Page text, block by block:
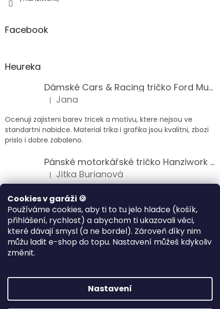
Cookies v garáži 🍪
Používáme cookies, aby ti to tu jelo hladce (košík,
přihlášení, rychlost) a abychom ti ukazovali věci,
které dávají smysl (a ne bordel). Zároveň díky nim
můžu ladit e-shop do topu. Nastavení můžeš kdykoliv
změnit.
Nastavení
Facebook
Heureka
Dámské Cars & Racing tričko Ford Mustang 5. generace
Hodnocení produktu je 5 z 5 hvězdiček.
| Jana
Ocenuji zajisteni barev tricek a motivu, ktere nejsou ve
standartni nabidce. Material trika i grafika jsou kvalitni, zbozi
prislo i dobre zabaleno.
Pánské motorkářské tričko Hanziwork Custom Bobber
Hodnocení produktu je 5 z 5 hvězdiček.
| Jitka Burianová
Splnil očekávání na jedničku
Hodnocení produktu je 5 z 5 hvězdiček.
| Klára Musilová
Jsem velice spokojena, velmi kvalitni zbozi.
Vytvořil Shoptet